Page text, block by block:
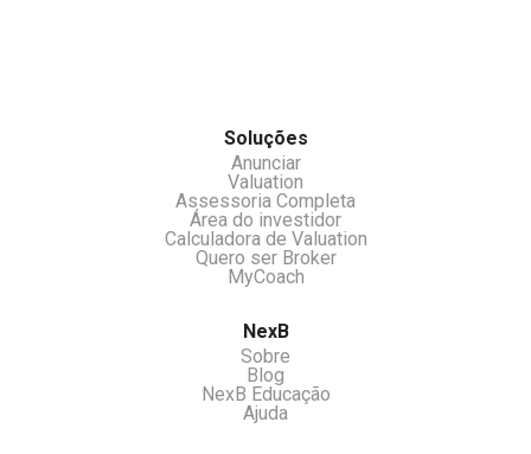
Soluções
Anunciar
Valuation
Assessoria Completa
Área do investidor
Calculadora de Valuation
Quero ser Broker
MyCoach
NexB
Sobre
Blog
NexB Educação
Ajuda